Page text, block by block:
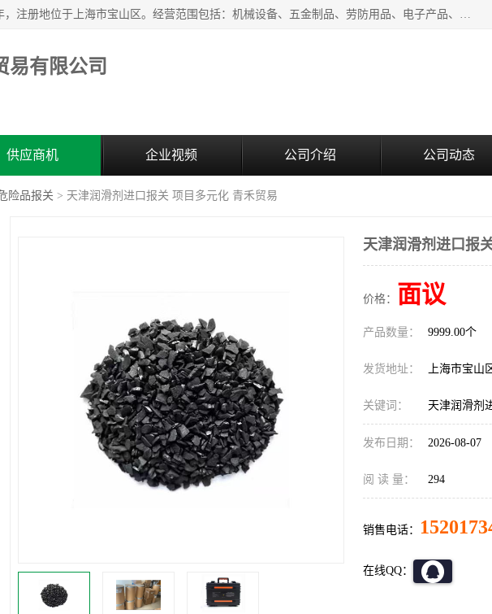
上海青禾贸易有限公司成立于2020年，注册地位于上海市宝山区。经营范围包括：机械设备、五金制品、劳防用品、电子产品、塑胶制品、家具、模具、纺织品、仪器仪表、建筑材料、装饰材料、化工产品、金属制品、机车配件等货物进出口报关、清关服务。
易有限公司
供应商机 企业视频 公司介绍 公司动态
险品报关 > 天津润滑剂进口报关 项目多元化 青禾贸易
天津润滑剂进口报
价格： 面议
产品数量： 9999.00个
发货地址： 上海市宝
关键词： 天津润滑剂
发布日期： 2026-08-07
阅 读 量： 294
销售电话：
在线QQ：